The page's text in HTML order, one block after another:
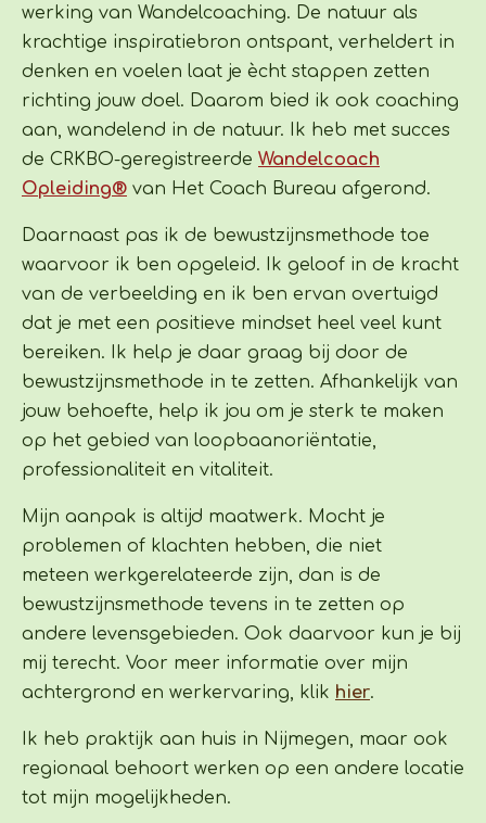
werking van Wandelcoaching. De natuur als
krachtige inspiratiebron ontspant, verheldert in
denken en voelen laat je ècht stappen zetten
richting jouw doel. Daarom bied ik ook coaching
aan, wandelend in de natuur. Ik heb met succes
de CRKBO-geregistreerde Wandelcoach
Opleiding® van Het Coach Bureau afgerond.
Daarnaast pas ik de bewustzijnsmethode toe
waarvoor ik ben opgeleid. Ik geloof in de kracht
van de verbeelding en ik ben ervan overtuigd
dat je met een positieve mindset heel veel kunt
bereiken. Ik help je daar graag bij door de
bewustzijnsmethode in te zetten. Afhankelijk van
jouw behoefte, help ik jou om je sterk te maken
op het gebied van loopbaanoriëntatie,
professionaliteit en vitaliteit.
Mijn aanpak is altijd maatwerk. Mocht je
problemen of klachten hebben, die niet
meteen werkgerelateerde zijn, dan is de
bewustzijnsmethode tevens in te zetten op
andere levensgebieden. Ook daarvoor kun je bij
mij terecht. Voor meer informatie over mijn
achtergrond en werkervaring, klik hier.
Ik heb praktijk aan huis in Nijmegen, maar ook
regionaal behoort werken op een andere locatie
tot mijn mogelijkheden.